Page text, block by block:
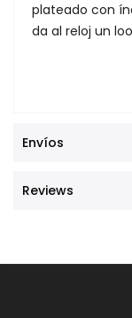
plateado con
da al reloj un
Envíos
Reviews